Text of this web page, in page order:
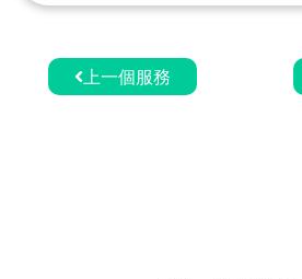
上一個服務